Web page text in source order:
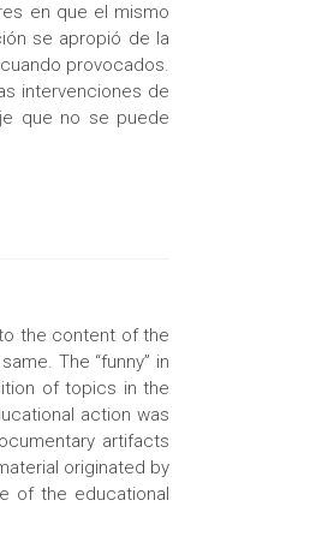
en que el mismo
se apropió de la
provocados.
intervenciones de
que no se puede
the content of the
The “funny” in
of topics in the
action was
artifacts
originated by
of the educational